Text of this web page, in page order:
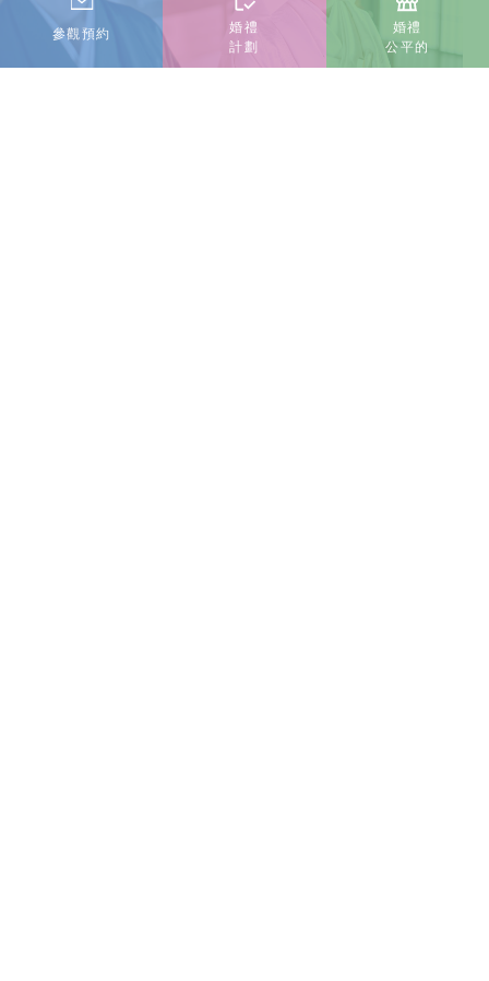
參觀預約
婚禮
計劃
婚禮
公平的